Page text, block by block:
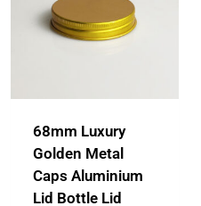
68mm Luxury
Golden Metal
Caps Aluminium
Lid Bottle Lid